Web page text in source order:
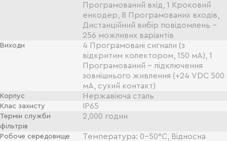
Програмований вхід, 1 Кроковий
енкодер, 8 Програмованих входів,
Дистанційний вибір повідомлень -
256 можливих варіантів
Виходи
4 Програмовані сигнали (з
відкритим колектором, 150 мА), 1
Програмований - підключення
зовнішнього живлення (+24 VDC 500
мА, сухий контакт)
Корпус Нержавіюча сталь
Клас захисту ІР65
Термін служби
фільтрів
2,000 годин
Робоче середовище
Температура: 0-50°С, Відносна